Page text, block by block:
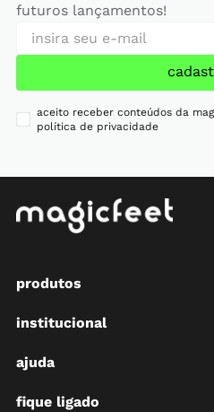
futuros lançamentos!
aceito receber conteúdos da
política de privacidade
produtos
institucional
ajuda
fique ligado